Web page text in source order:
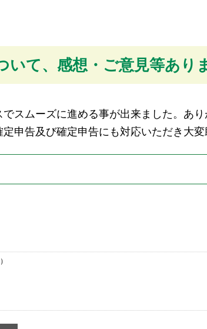
いて、感想・ご意見等あり
スムーズに進める事が出来ました。あり
申告及び確定申告にも対応いただき大変